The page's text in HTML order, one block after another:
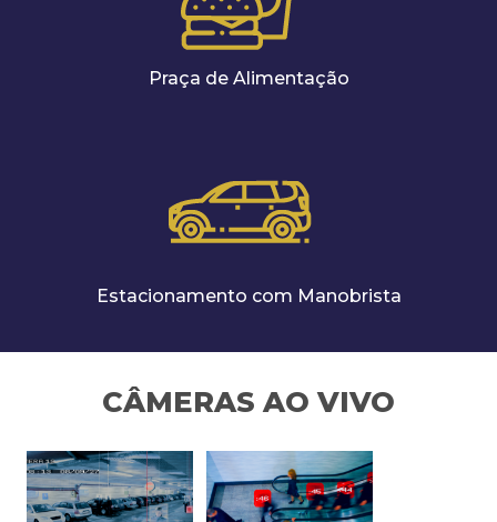
Praça de Alimentação
Estacionamento com Manobrista
CÂMERAS AO VIVO